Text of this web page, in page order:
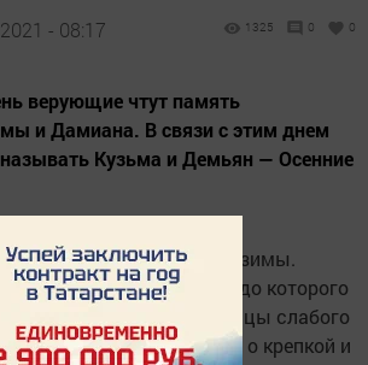
- 08:17 1325 0 0
верующие чтут память
и Дамиана. В связи с этим днем
Кузьма и Демьян — Осенние
стали называть Встреча зимы.
зимний период, до которого
дни. Представительницы слабого
просили преподобных о крепкой и